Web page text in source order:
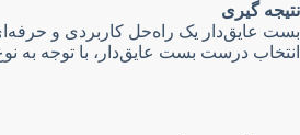
نتیجه گیری
بست عایق‌دار یک راه‌حل کاربردی و
انتخاب درست بست عایق‌دار، با توجه به